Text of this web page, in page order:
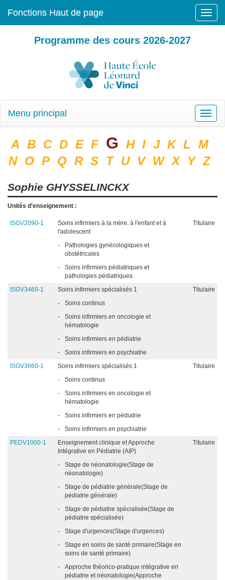
Toggle
Fonctions Haut de page
Programme des cours 2026-2027
Toggle
Menu principal
A B C D E F G H I J K L M
N O P Q R S T U V W X Y Z
Sophie GHYSSELINCKX
Unités d'enseignement :
ISGV2090-1
Soins infirmiers à la mère, à l'enfant et à
l'adolescent
Titulaire
-
Pathologies gynécologiques et
obstétricales
-
Soins infirmiers pédiatriques et
pathologies pédiatriques
ISGV3460-1
Soins infirmiers spécialisés 1
Titulaire
-
Soins continus
-
Soins infirmiers en oncologie et
hématologie
-
Soins infirmiers en pédiatrie
-
Soins infirmiers en psychiatrie
ISGV3660-1
Soins infirmiers spécialisés 1
Titulaire
-
Soins continus
-
Soins infirmiers en oncologie et
hématologie
-
Soins infirmiers en pédiatrie
-
Soins infirmiers en psychiatrie
PEDV1000-1
Enseignement clinique et Approche
Intégrative en Pédiatrie (AIP)
Titulaire
-
Stage de néonatologie(Stage de
néonatologie)
-
Stage de pédiatrie générale(Stage de
pédiatrie générale)
-
Stage de pédiatrie spécialisée(Stage de
pédiatrie spécialisée)
-
Stage d'urgences(Stage d'urgences)
-
Stage en soins de santé primaire(Stage en
soins de santé primaire)
-
Approche théorico-pratique intégrative en
pédiatrie et néonatologie(Approche